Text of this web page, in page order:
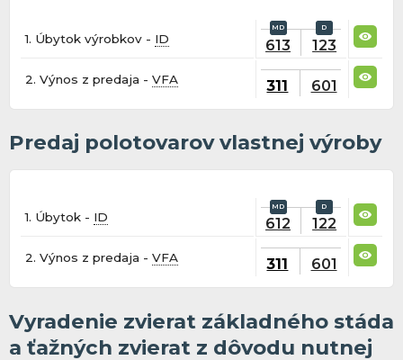
1. Úbytok výrobkov - ID 613 123
2. Výnos z predaja -VFA 311 601
Predaj polotovarov vlastnej výroby
1. Úbytok - ID 612 122
2. Výnos z predaja -VFA 311 601
Vyradenie zvierat základného stáda
a ťažných zvierat z dôvodu nutnej